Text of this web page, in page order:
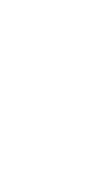
que permite
más tiempo. En
que se
compactos hasta